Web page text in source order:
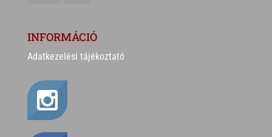
INFORMÁCIÓ
Adatkezelési tájékoztató